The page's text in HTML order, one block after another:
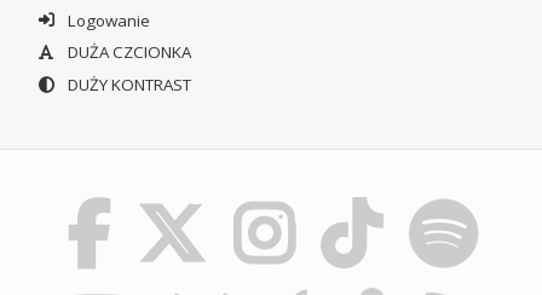
Logowanie
DUŻA CZCIONKA
DUŻY KONTRAST